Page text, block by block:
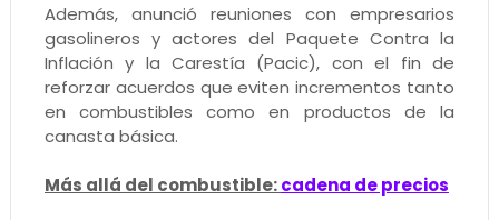
Además, anunció reuniones con empresarios
gasolineros y actores del Paquete Contra la
Inflación y la Carestía (Pacic), con el fin de
reforzar acuerdos que eviten incrementos tanto
en combustibles como en productos de la
canasta básica.
Más allá del combustible:cadena de precios